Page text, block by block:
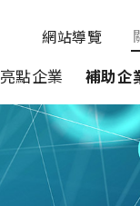
網站導覽
亮點企業 補助企